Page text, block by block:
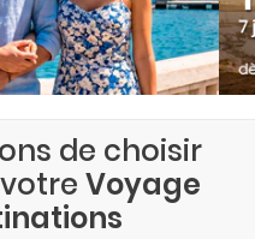
de choisir
Voyage